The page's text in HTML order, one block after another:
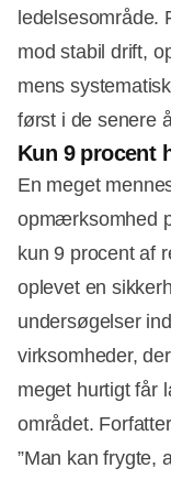
ledelsesområde.
mod stabil drift,
mens
først i de senere
Kun 9 procent
En meget
opmærksomhed
kun 9 procent af
oplevet en
undersøgelser
virksomheder,
meget hurtigt får
området.
”Man kan frygte,